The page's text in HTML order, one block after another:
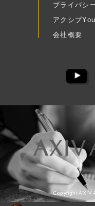
プライバシ
アクシブ
会社概要
Copyright AXIV